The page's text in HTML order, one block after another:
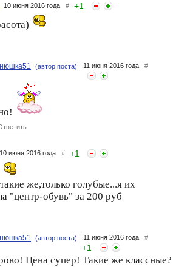
10 июня 2016 года # +1
(автор поста) 11 июня 2016 года #
10 июня 2016 года # +1
же,только голубые...я их
"центр-обувь" за 200 руб
(автор поста) 11 июня 2016 года #
+1
Цена супер! Такие же классные?